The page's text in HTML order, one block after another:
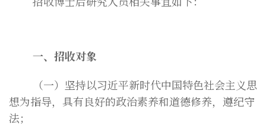
一、招收对象
（一）坚持以习近平新时代中国特色社会主义思
想为指导，具有良好的政治素养和道德修养，遵纪守
法；